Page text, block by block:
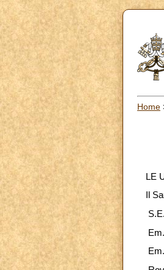
Home
LE
Il